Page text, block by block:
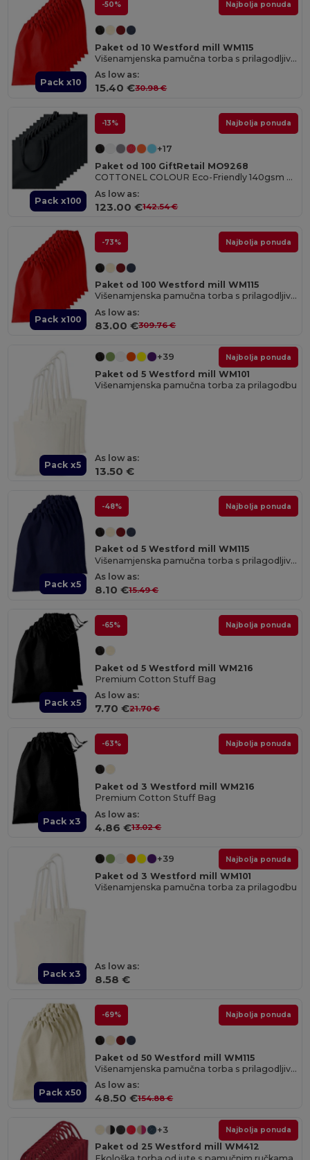
Pack x10
-50% Najbolja ponuda
Paket od 10 Westford mill WM115
Višenamjenska pamučna torba s prilagodljivim veličinama
As low as:
15.40 €30.98 €
Pack x100
-13% Najbolja ponuda
+17
Paket od 100 GiftRetail MO9268
COTTONEL COLOUR Eco-Friendly 140gsm Cotton Shopping Tote Bag
As low as:
123.00 €142.54 €
Pack x100
-73% Najbolja ponuda
Paket od 100 Westford mill WM115
Višenamjenska pamučna torba s prilagodljivim veličinama
As low as:
83.00 €309.76 €
Pack x5
Najbolja ponuda
+39
Paket od 5 Westford mill WM101
Višenamjenska pamučna torba za prilagodbu
As low as:
13.50 €
Pack x5
-48% Najbolja ponuda
Paket od 5 Westford mill WM115
Višenamjenska pamučna torba s prilagodljivim veličinama
As low as:
8.10 €15.49 €
Pack x5
-65% Najbolja ponuda
Paket od 5 Westford mill WM216
Premium Cotton Stuff Bag
As low as:
7.70 €21.70 €
Pack x3
-63% Najbolja ponuda
Paket od 3 Westford mill WM216
Premium Cotton Stuff Bag
As low as:
4.86 €13.02 €
Pack x3
Najbolja ponuda
+39
Paket od 3 Westford mill WM101
Višenamjenska pamučna torba za prilagodbu
As low as:
8.58 €
Pack x50
-69% Najbolja ponuda
Paket od 50 Westford mill WM115
Višenamjenska pamučna torba s prilagodljivim veličinama
As low as:
48.50 €154.88 €
Najbolja ponuda
+3
Paket od 25 Westford mill WM412